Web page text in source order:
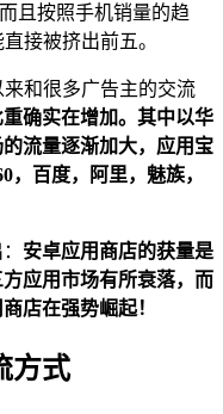
且按照手机销量的趋
接被挤出前五。
和很多广告主的交流
确实在增加。其中以华
流量逐渐加大，应用宝
，百度，阿里，魅族，
安卓应用商店的获量是
应用市场有所衰落，而
店在强势崛起！
方式